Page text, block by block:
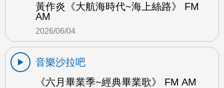
黃作炎《大航海時代~海上絲路》 FM
AM
2026/06/04
音樂沙拉吧
《六月畢業季~經典畢業歌》 FM AM